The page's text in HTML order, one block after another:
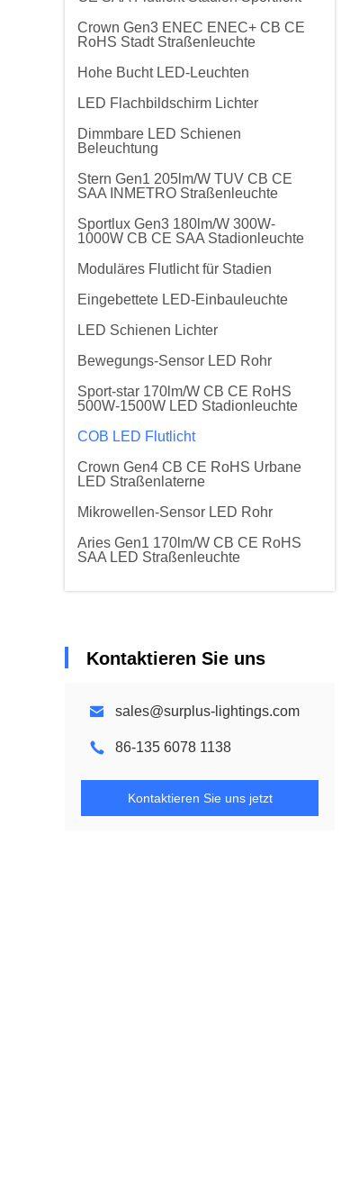
Crown Gen3 ENEC ENEC+ CB CE
RoHS Stadt Straßenleuchte
Hohe Bucht LED-Leuchten
LED Flachbildschirm Lichter
Dimmbare LED Schienen
Beleuchtung
Stern Gen1 205lm/W TUV CB CE
SAA INMETRO Straßenleuchte
Sportlux Gen3 180lm/W 300W-
1000W CB CE SAA Stadionleuchte
Moduläres Flutlicht für Stadien
Eingebettete LED-Einbauleuchte
LED Schienen Lichter
Bewegungs-Sensor LED Rohr
Sport-star 170lm/W CB CE RoHS
500W-1500W LED Stadionleuchte
COB LED Flutlicht
Crown Gen4 CB CE RoHS Urbane
LED Straßenlaterne
Mikrowellen-Sensor LED Rohr
Aries Gen1 170lm/W CB CE RoHS
SAA LED Straßenleuchte
Kontaktieren Sie uns
sales@surplus-lightings.com
86-135 6078 1138
Kontaktieren Sie uns jetzt